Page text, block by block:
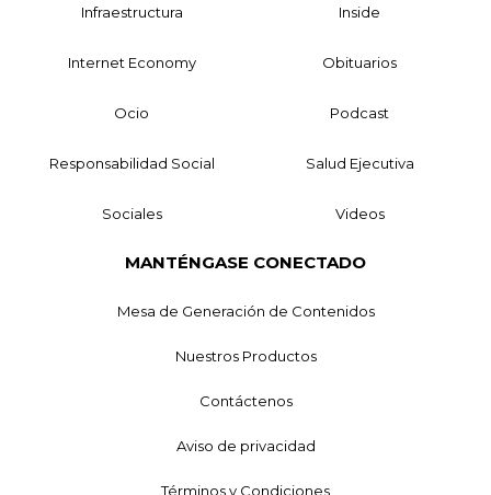
Infraestructura Inside
Internet Economy Obituarios
Ocio Podcast
Responsabilidad Social Salud Ejecutiva
Sociales Videos
MANTÉNGASE CONECTADO
Mesa de Generación de Contenidos
Nuestros Productos
Contáctenos
Aviso de privacidad
Términos y Condiciones